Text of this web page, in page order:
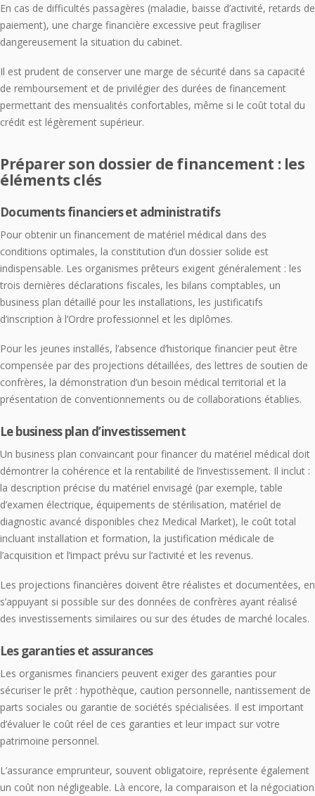
En cas de difficultés passagères (maladie, baisse d’activité, retards de
paiement), une charge financière excessive peut fragiliser
dangereusement la situation du cabinet.
Il est prudent de conserver une marge de sécurité dans sa capacité
de remboursement et de privilégier des durées de financement
permettant des mensualités confortables, même si le coût total du
crédit est légèrement supérieur.
Préparer son dossier de financement : les
éléments clés
Documents financiers et administratifs
Pour obtenir un financement de matériel médical dans des
conditions optimales, la constitution d’un dossier solide est
indispensable. Les organismes prêteurs exigent généralement : les
trois dernières déclarations fiscales, les bilans comptables, un
business plan détaillé pour les installations, les justificatifs
d’inscription à l’Ordre professionnel et les diplômes.
Pour les jeunes installés, l’absence d’historique financier peut être
compensée par des projections détaillées, des lettres de soutien de
confrères, la démonstration d’un besoin médical territorial et la
présentation de conventionnements ou de collaborations établies.
Le business plan d’investissement
Un business plan convaincant pour financer du matériel médical doit
démontrer la cohérence et la rentabilité de l’investissement. Il inclut :
la description précise du matériel envisagé (par exemple, table
d’examen électrique, équipements de stérilisation, matériel de
diagnostic avancé disponibles chez Medical Market), le coût total
incluant installation et formation, la justification médicale de
l’acquisition et l’impact prévu sur l’activité et les revenus.
Les projections financières doivent être réalistes et documentées, en
s’appuyant si possible sur des données de confrères ayant réalisé
des investissements similaires ou sur des études de marché locales.
Les garanties et assurances
Les organismes financiers peuvent exiger des garanties pour
sécuriser le prêt : hypothèque, caution personnelle, nantissement de
parts sociales ou garantie de sociétés spécialisées. Il est important
d’évaluer le coût réel de ces garanties et leur impact sur votre
patrimoine personnel.
L’assurance emprunteur, souvent obligatoire, représente également
un coût non négligeable. Là encore, la comparaison et la négociation